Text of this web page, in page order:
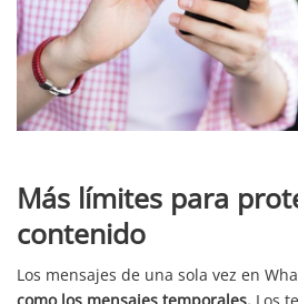
Más límites para
contenido
Los mensajes de una sola vez en